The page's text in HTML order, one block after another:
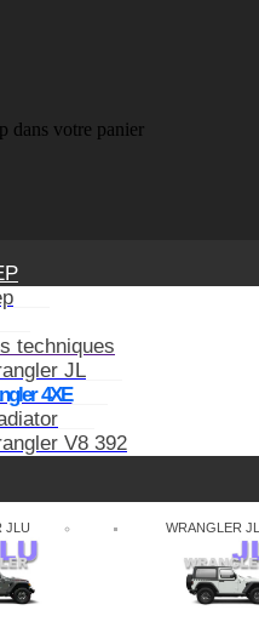
dans votre panier
techniques
JL
4XE
V8 392
JLU WRANGLER JL